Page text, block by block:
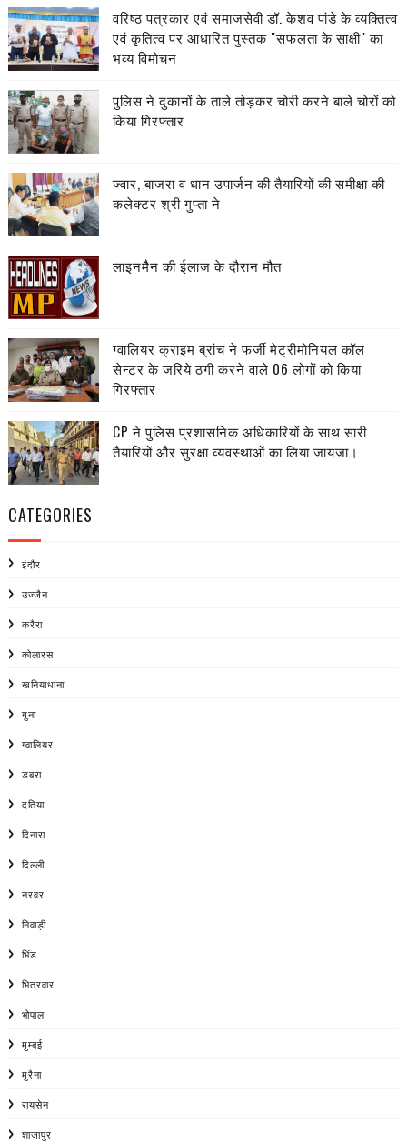
वरिष्ठ पत्रकार एवं समाजसेवी डॉ. केशव पांडे के व्यक्तित्व
एवं कृतित्व पर आधारित पुस्तक "सफलता के साक्षी" का
भव्य विमोचन
पुलिस ने दुकानों के ताले तोड़कर चोरी करने बाले चोरों को
किया गिरफ्तार
ज्वार, बाजरा व धान उपार्जन की तैयारियों की समीक्षा की
कलेक्टर श्री गुप्ता ने
लाइनमैैन की ईलाज के दौरान मौत
ग्वालियर क्राइम ब्रांच ने फर्जी मेट्रीमोनियल कॉल
सेन्टर के जरिये ठगी करने वाले 06 लोगों को किया
गिरफ्तार
CP ने पुलिस प्रशासनिक अधिकारियों के साथ सारी
तैयारियों और सुरक्षा व्यवस्थाओं का लिया जायजा।
CATEGORIES
इंदौर
उज्जैन
करैरा
कोलारस
खनियाधाना
गुना
ग्वालियर
डबरा
दतिया
दिनारा
दिल्ली
नरवर
निवाड़ी
भिंड
भितरवार
भोपाल
मुम्बई
मुरैना
रायसेन
शाजापुर